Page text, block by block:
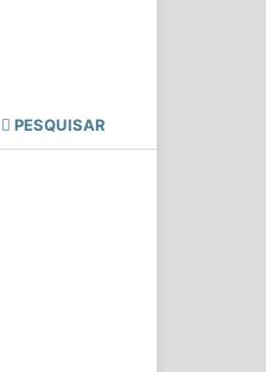
PESQUISAR